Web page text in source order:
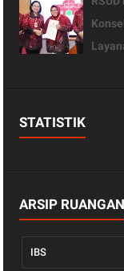
STATISTIK
ARSIP RUANGAN
IBS